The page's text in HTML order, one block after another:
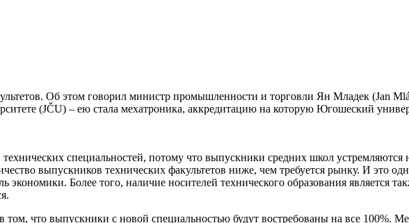
Об этом говорил министр промышленности и торговли Ян Младек (Jan
(JČU) – ею стала мехатроника, аккредитацию на которую Югошеский
технических специальностей, потому что выпускники средних школ
выпускников технических факультетов ниже, чем требуется рынку. И это
экономики. Более того, наличие носителей технического образования является
том, что выпускники с новой специальностью будут востребованы на все 100%.